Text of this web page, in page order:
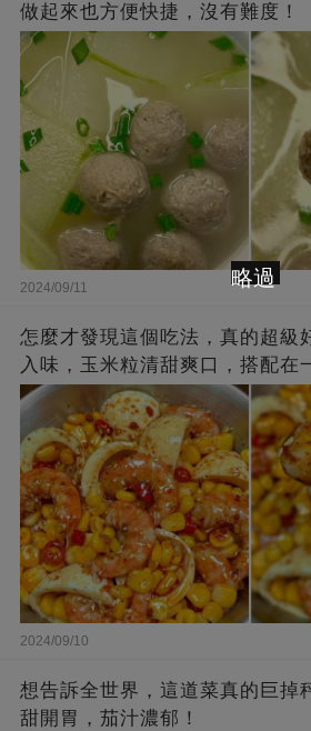
做起來也方便快捷，沒有難度！
2024/09/11
怎麼才發現這個吃法，真的超級
入味，玉米粒清甜爽口，搭配在
2024/09/10
想告訴全世界，這道菜真的巨掉
甜開胃，茄汁濃郁！
略過